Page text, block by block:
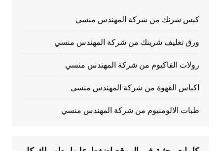
كيس شرنك من شركة المهندس منسي
ورق تغليف شرينك من شركة المهندس منسي
رولات الفاكيوم من شركة المهندس منسي
اكياس القهوة من شركة المهندس منسي
طبات الالومنيوم من شركة المهندس منسي